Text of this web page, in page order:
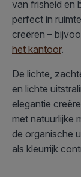
van frisheid en
perfect in
creëren –
het kantoor.
De lichte,
en lichte
elegantie
met natuurlijke
de organische
als kleurrijk